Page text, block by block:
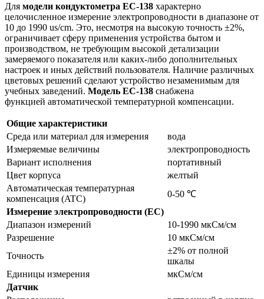
Для модели кондуктометра EC-138 характерно
целочисленное измерение электропроводности в диапазоне от
10 до 1990 us/cm. Это, несмотря на высокую точность ±2%,
ограничивает сферу применения устройства бытом и
производством, не требующим высокой детализации
замеряемого показателя или каких-либо дополнительных
настроек и иных действий пользователя. Наличие различных
цветовых решений сделают устройство незаменимым для
учебных заведений. Модель EC-138 снабжена
функцией автоматической температурной компенсации.
Общие характеристики
Среда или материал для измерения
вода
Измеряемые величины
электропроводность
Вариант исполнения
портативный
Цвет корпуса
желтый
Автоматическая температурная
компенсация (ATC)
0-50 ℃
Измерение электропроводности (EC)
Диапазон измерений
10-1990 мкСм/см
Разрешение
10 мкСм/см
Точность
±2% от полной
шкалы
Единицы измерения
мкСм/см
Датчик